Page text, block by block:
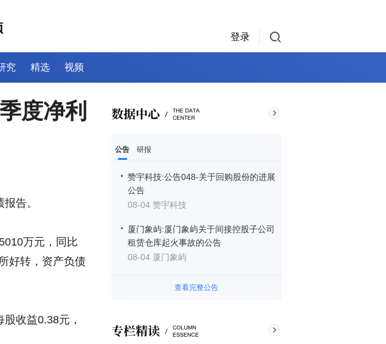
登录
究 精选 视频
公告 研报
赞宇科技:公告048-关于回购股份的进展
公告
08-04 赞宇科技
厦门象屿:厦门象屿关于间接控股子公司
租赁仓库起火事故的公告
08-04 厦门象屿
查看完整公告
度净利
告。
万元，同比
好转，资产负债
收益0.38元，